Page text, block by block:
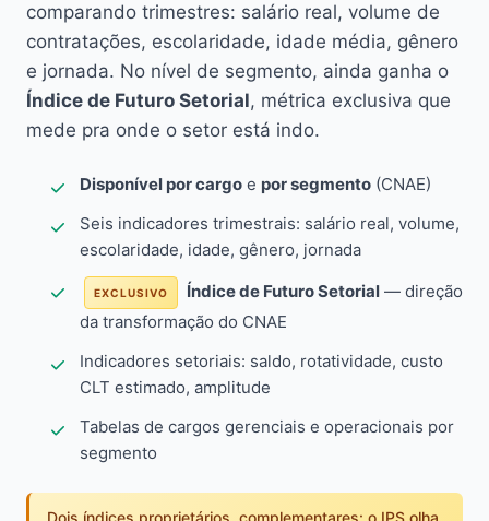
comparando trimestres: salário real, volume de
contratações, escolaridade, idade média, gênero
e jornada. No nível de segmento, ainda ganha o
Índice de Futuro Setorial, métrica exclusiva que
mede pra onde o setor está indo.
Disponível por cargo e por segmento (CNAE)
Seis indicadores trimestrais: salário real, volume,
escolaridade, idade, gênero, jornada
EXCLUSIVO Índice de Futuro Setorial — direção
da transformação do CNAE
Indicadores setoriais: saldo, rotatividade, custo
CLT estimado, amplitude
Tabelas de cargos gerenciais e operacionais por
segmento
Dois índices proprietários, complementares: o IPS olha